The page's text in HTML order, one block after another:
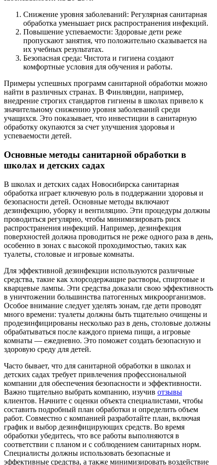
Снижение уровня заболеваний: Регулярная санитарная
обработка уменьшает риск распространения инфекций.
Повышение успеваемости: Здоровые дети реже
пропускают занятия, что положительно сказывается на
их учебных результатах.
Безопасная среда: Чистота и гигиена создают
комфортные условия для обучения и работы.
Примеры успешных программ санитарной обработки можно
найти в различных странах. В Финляндии, например,
внедрение строгих стандартов гигиены в школах привело к
значительному снижению уровня заболеваний среди
учащихся. Это показывает, что инвестиции в санитарную
обработку окупаются за счет улучшения здоровья и
успеваемости детей.
Основные методы санитарной обработки в
школах и детских садах
В школах и детских садах Новосибирска санитарная
обработка играет ключевую роль в поддержании здоровья и
безопасности детей. Основные методы включают
дезинфекцию, уборку и вентиляцию. Эти процедуры должны
проводиться регулярно, чтобы минимизировать риск
распространения инфекций. Например, дезинфекция
поверхностей должна проводиться не реже одного раза в день,
особенно в зонах с высокой проходимостью, таких как
туалеты, столовые и игровые комнаты.
Для эффективной дезинфекции используются различные
средства, такие как хлорсодержащие растворы, спиртовые и
кварцевые лампы. Эти средства доказали свою эффективность
в уничтожении большинства патогенных микроорганизмов.
Особое внимание следует уделять зонам, где дети проводят
много времени: туалеты должны быть тщательно очищены и
продезинфицированы несколько раз в день, столовые должны
обрабатываться после каждого приема пищи, а игровые
комнаты — ежедневно. Это поможет создать безопасную и
здоровую среду для детей.
Часто бывает, что для санитарной обработки в школах и
детских садах требует привлечения профессиональной
компании для обеспечения безопасности и эффективности.
Важно тщательно выбрать компанию, изучив отзывы
клиентов. Начните с оценки объекта специалистами, чтобы
составить подробный план обработки и определить объем
работ. Совместно с компанией разработайте план, включая
график и выбор дезинфицирующих средств. Во время
обработки убедитесь, что все работы выполняются в
соответствии с планом и с соблюдением санитарных норм.
Специалисты должны использовать безопасные и
эффективные средства, а также минимизировать воздействие